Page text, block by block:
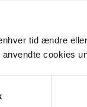
tid ændre
cookies